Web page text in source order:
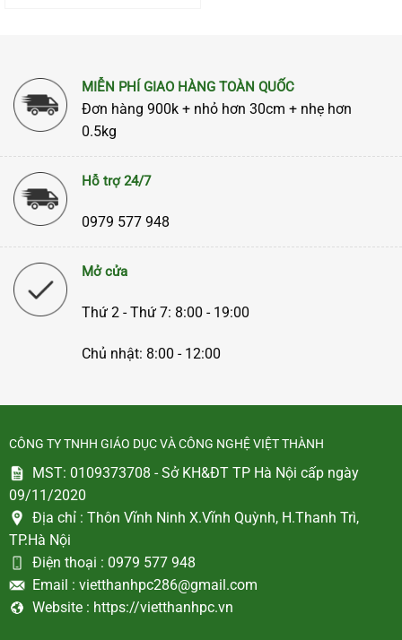
MIỄN PHÍ GIAO HÀNG TOÀN QUỐC
Đơn hàng 900k + nhỏ hơn 30cm + nhẹ hơn
0.5kg
Hỗ trợ 24/7
0979 577 948
Mở cửa
Thứ 2 - Thứ 7: 8:00 - 19:00
Chủ nhật: 8:00 - 12:00
CÔNG TY TNHH GIÁO DỤC VÀ CÔNG NGHỆ VIỆT THÀNH
MST: 0109373708 - Sở KH&ĐT TP Hà Nội cấp ngày
09/11/2020
Địa chỉ : Thôn Vĩnh Ninh X.Vĩnh Quỳnh, H.Thanh Trì,
TP.Hà Nội
Điện thoại : 0979 577 948
Email : vietthanhpc286@gmail.com
Website : https://vietthanhpc.vn